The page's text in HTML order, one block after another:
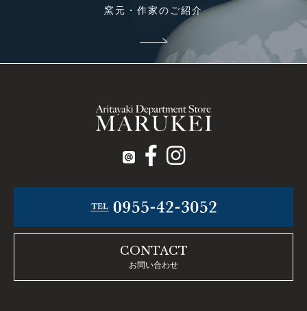
窯元・作家のご紹介
CONTACT
お問い合わせ